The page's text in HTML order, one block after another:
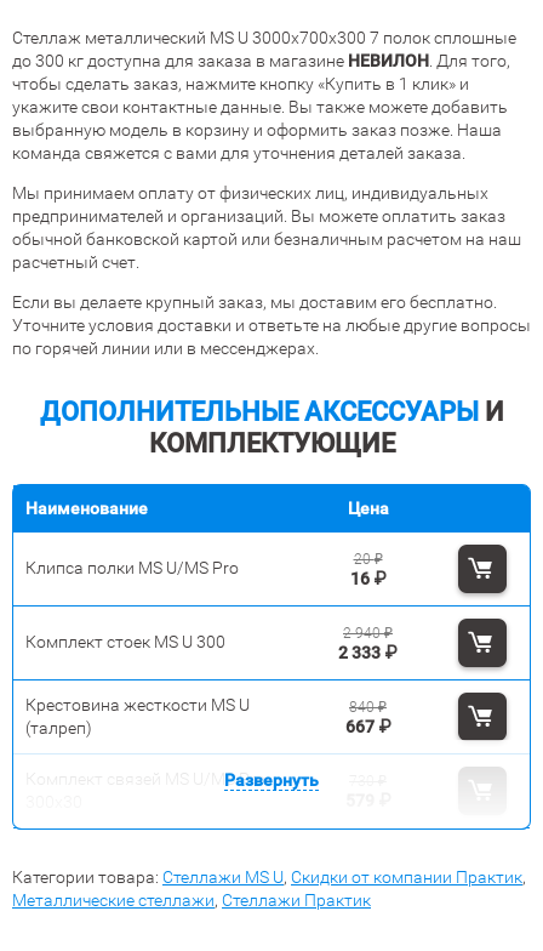
Стеллаж металлический MS U 3000х700х300 7 полок сплошные
до 300 кг доступна для заказа в магазине НЕВИЛОН . Для того,
чтобы сделать заказ, нажмите кнопку «Купить в 1 клик» и
укажите свои контактные данные. Вы также можете добавить
выбранную модель в корзину и оформить заказ позже. Наша
команда свяжется с вами для уточнения деталей заказа.
Мы принимаем оплату от физических лиц, индивидуальных
предпринимателей и организаций. Вы можете оплатить заказ
обычной банковской картой или безналичным расчетом на наш
расчетный счет.
Если вы делаете крупный заказ, мы доставим его бесплатно.
Уточните условия доставки и ответьте на любые другие вопросы
по горячей линии или в мессенджерах.
ДОПОЛНИТЕЛЬНЫЕ АКСЕССУАРЫ И
КОМПЛЕКТУЮЩИЕ
Наименование Цена
Клипса полки MS U/MS Pro
16 ₽
20₽
Комплект стоек MS U 300
2 333 ₽
2 940₽
Крестовина жесткости MS U
(талреп)
667 ₽
840₽
Комплект связей MS U/MS ProРазвернуть
Категории товара: Стеллажи MS U, Скидки от компании Практик,
Металлические стеллажи, Стеллажи Практик